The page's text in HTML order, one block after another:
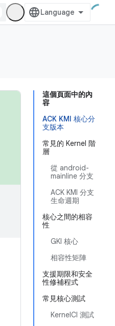
這個頁面中的內
容
ACK KMI 核心分
支版本
常見的 Kernel 階
層
從 android-
mainline 分支
ACK KMI 分支
生命週期
核心之間的相容
性
GKI 核心
相容性矩陣
支援期限和安全
性修補程式
常見核心測試
KernelCI 測試